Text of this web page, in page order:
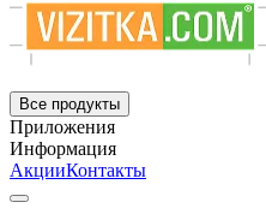
Все продукты
Приложения
Информация
АкцииКонтакты